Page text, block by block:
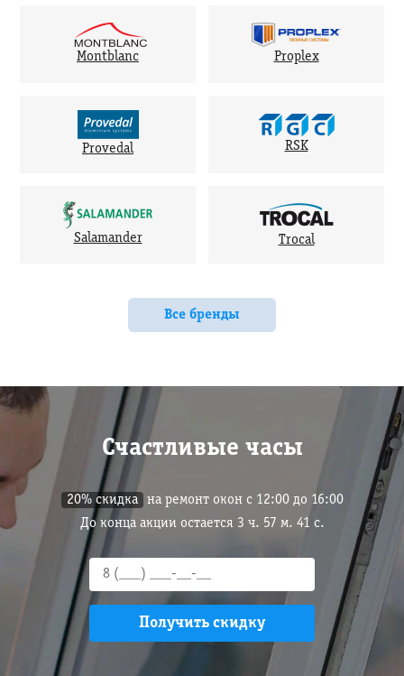
Montblanc Proplex
Provedal RSK
Salamander Trocal
Все бренды
Счастливые часы
20% скидка
на ремонт окон с 12:00 до 16:00
До конца акции остается 3 ч. 57 м. 40 с.